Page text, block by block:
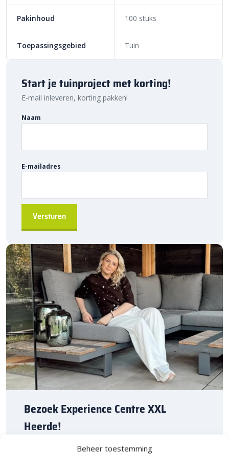
Beheer toestemming
Pakinhoud 100 stuks
Toepassingsgebied Tuin
Start je tuinproject met korting!
E-mail inleveren, korting pakken!
Naam
E-mailadres
Bezoek Experience Centre XXL
Heerde!
Bijna het gehele Kijlstra assortiment vind je in het